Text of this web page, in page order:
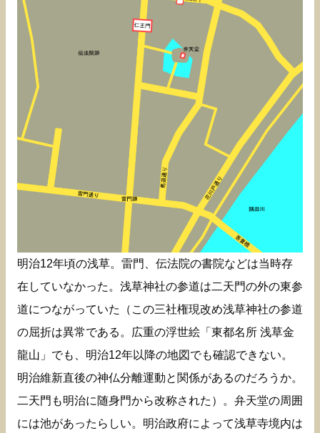
明治12年頃の浅草。雷門、伝法院の書院などは当時存
在していなかった。浅草神社の参道は二天門の外の東参
道につながっていた（この三社権現改め浅草神社の参道
の屈折は異常である。広重の浮世絵「東都名所 浅草金
龍山」でも、明治12年以降の地図でも確認できない。
明治維新直後の神仏分離運動と関係があるのだろうか。
二天門も明治に随身門から改称された）。弁天堂の周囲
には池があったらしい。明治政府によって浅草寺境内は